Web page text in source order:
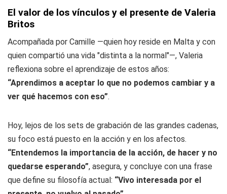
El valor de los vínculos y el presente de Valeria
Britos
Acompañada por Camille —quien hoy reside en Malta y con
quien compartió una vida "distinta a la normal"—, Valeria
reflexiona sobre el aprendizaje de estos años:
“Aprendimos a aceptar lo que no podemos cambiar y a
ver qué hacemos con eso”.
Hoy, lejos de los sets de grabación de las grandes cadenas,
su foco está puesto en la acción y en los afectos.
“Entendemos la importancia de la acción, de hacer y no
quedarse esperando”, asegura, y concluye con una frase
que define su filosofía actual: “Vivo interesada por el